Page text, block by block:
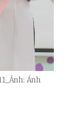
Ánh